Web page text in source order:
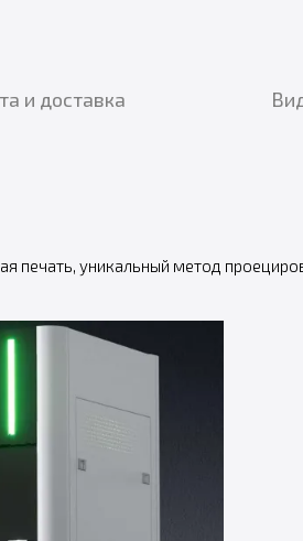
и доставка
печать, уникальный метод